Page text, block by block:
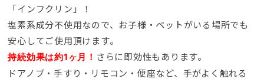
「インフクリン」！
塩素系成分不使用なので、お子様・ペットがいる場所でも
安心してご使用頂けます。
持続効果は約1ヶ月！ さらに即効性もあります。
ドアノブ・手すり・リモコン・便座など、手がよく触れる